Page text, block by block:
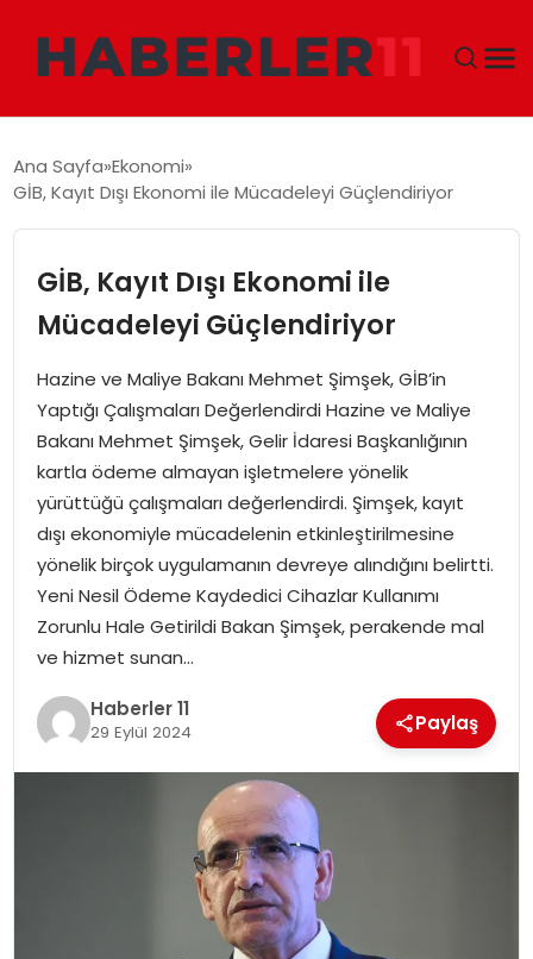
DÜNYA
EKONOMI
SIYASET
MAGAZIN
SPOR
Ana Sayfa Ekonomi
GİB, Kayıt Dışı Ekonomi ile Mücadeleyi Güçlendiriyor
GİB, Kayıt Dışı Ekonomi ile
Mücadeleyi Güçlendiriyor
Hazine ve Maliye Bakanı Mehmet Şimşek, GİB’in
Yaptığı Çalışmaları Değerlendirdi Hazine ve Maliye
Bakanı Mehmet Şimşek, Gelir İdaresi Başkanlığının
kartla ödeme almayan işletmelere yönelik
yürüttüğü çalışmaları değerlendirdi. Şimşek, kayıt
dışı ekonomiyle mücadelenin etkinleştirilmesine
yönelik birçok uygulamanın devreye alındığını belirtti.
Yeni Nesil Ödeme Kaydedici Cihazlar Kullanımı
Zorunlu Hale Getirildi Bakan Şimşek, perakende mal
ve hizmet sunan…
Haberler 11
29 Eylül 2024 Paylaş